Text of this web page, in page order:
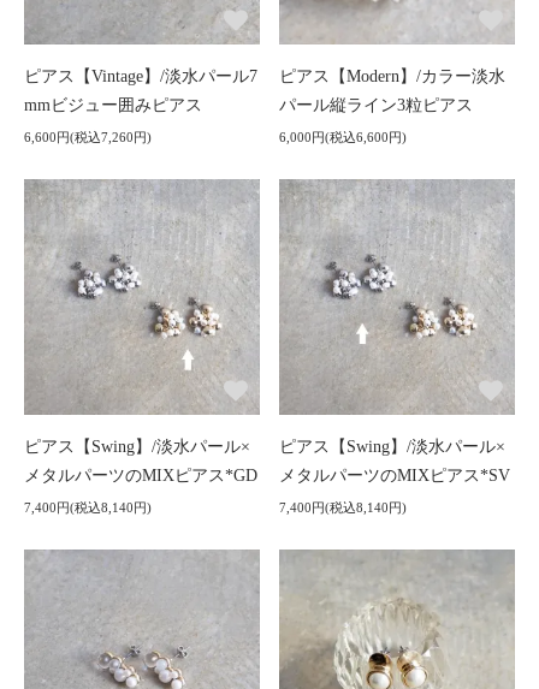
ピアス【Vintage】/淡水パール7
mmビジュー囲みピアス
6,600円(税込7,260円)
ピアス【Modern】/カラー淡水
パール縦ライン3粒ピアス
6,000円(税込6,600円)
ピアス【Swing】/淡水パール×
メタルパーツのMIXピアス*GD
7,400円(税込8,140円)
ピアス【Swing】/淡水パール×
メタルパーツのMIXピアス*SV
7,400円(税込8,140円)